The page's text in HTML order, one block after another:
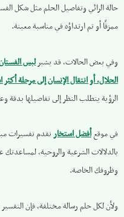
حالة الرائي وتفاصيل الحلم مثل شكل
ممزقًا أو تم ارتداؤه في مناسبة معينة.
وفي بعض الحالات، قد يشيرلبس
الحلال، أو انتقال الإنسان إلى مرحلة
الرؤية يتطلب النظر إلى تفاصيلها
في موقعأفضل استخارنقدم تفسيرات
بالدلالات الشرعية والروحية،
وظروفك الخاصة.
ولأن لكل حلم رسالة مختلفة، فإن